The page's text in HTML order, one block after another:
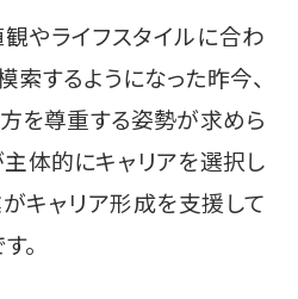
やライフスタイルに合わ
するようになった昨今、
を尊重する姿勢が求めら
体的にキャリアを選択し
キャリア形成を支援して
。